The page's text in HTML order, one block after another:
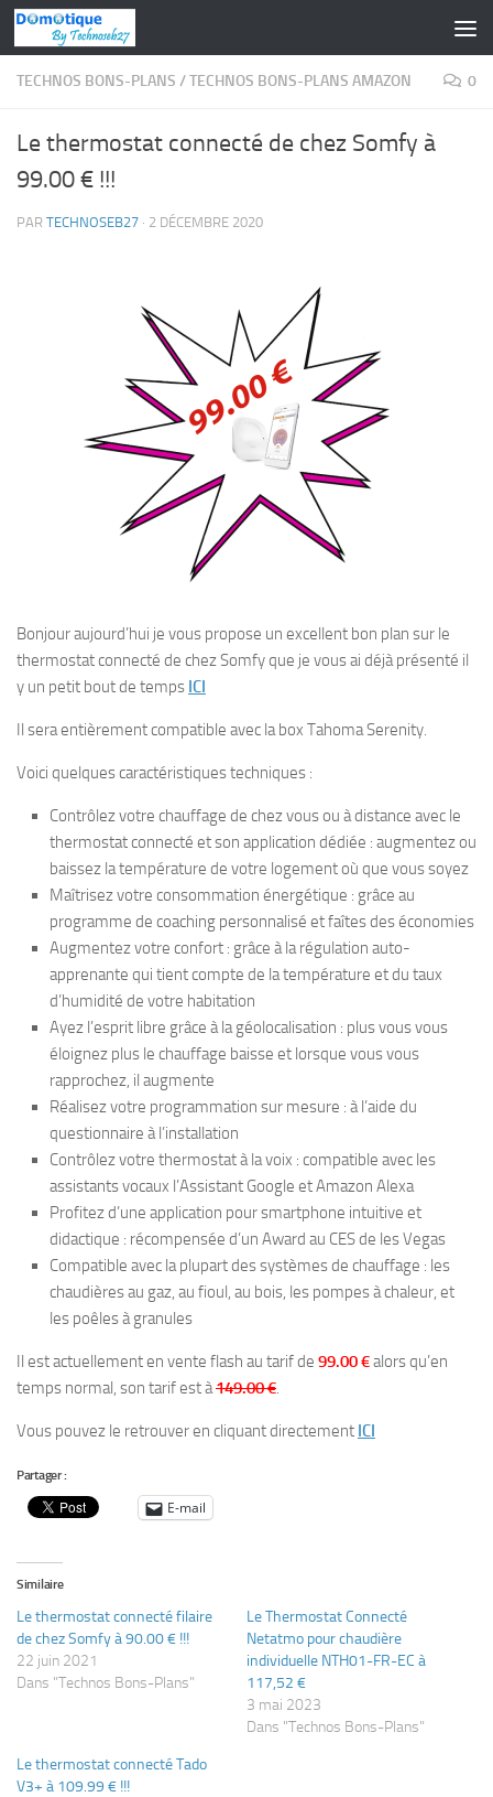
Skip to content
TECHNOS BONS-PLANS /TECHNOS BONS-PLANS AMAZON 0
Le thermostat connecté de chez Somfy à
99.00 € !!!
PAR TECHNOSEB27 · 2 DÉCEMBRE 2020
Bonjour aujourd’hui je vous propose un excellent bon plan sur le
thermostat connecté de chez Somfy que je vous ai déjà présenté il
y un petit bout de temps ICI
Il sera entièrement compatible avec la box Tahoma Serenity.
Voici quelques caractéristiques techniques :
Contrôlez votre chauffage de chez vous ou à distance avec le
thermostat connecté et son application dédiée : augmentez ou
baissez la température de votre logement où que vous soyez
Maîtrisez votre consommation énergétique : grâce au
programme de coaching personnalisé et faîtes des économies
Augmentez votre confort : grâce à la régulation auto-
apprenante qui tient compte de la température et du taux
d’humidité de votre habitation
Ayez l’esprit libre grâce à la géolocalisation : plus vous vous
éloignez plus le chauffage baisse et lorsque vous vous
rapprochez, il augmente
Réalisez votre programmation sur mesure : à l’aide du
questionnaire à l’installation
Contrôlez votre thermostat à la voix : compatible avec les
assistants vocaux l’Assistant Google et Amazon Alexa
Profitez d’une application pour smartphone intuitive et
didactique : récompensée d’un Award au CES de les Vegas
Compatible avec la plupart des systèmes de chauffage : les
chaudières au gaz, au fioul, au bois, les pompes à chaleur, et
les poêles à granules
Il est actuellement en vente flash au tarif de 99.00 €alors qu’en
temps normal, son tarif est à149.00 €.
Vous pouvez le retrouver en cliquant directement ICI
Partager :
E-mail
Similaire
Le thermostat connecté filaire
de chez Somfy à 90.00 € !!!
22 juin 2021
Dans "Technos Bons-Plans"
Le Thermostat Connecté
Netatmo pour chaudière
individuelle NTH01-FR-EC à
117,52 €
3 mai 2023
Dans "Technos Bons-Plans"
Le thermostat connecté Tado
V3+ à 109.99 € !!!